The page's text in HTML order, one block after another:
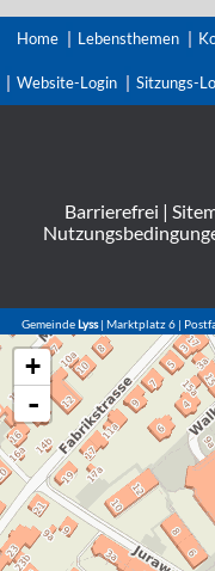
Home Lebensthemen
Website-Login Sitzungs-
Barrierefrei |
GemeindeLyss| Marktplatz 6 |